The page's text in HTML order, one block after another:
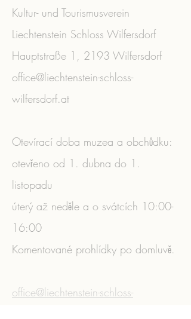
Kultur- und Tourismusverein
Liechtenstein Schloss Wilfersdorf
Hauptstraße 1, 2193 Wilfersdorf
office@liechtenstein-schloss-
wilfersdorf.at
Otevírací doba muzea a obchůdku:
otevřeno od 1. dubna do 1.
listopadu
úterý až neděle a o svátcích 10:00-
16:00
Komentované prohlídky po domluvě.
office@liechtenstein-schloss-